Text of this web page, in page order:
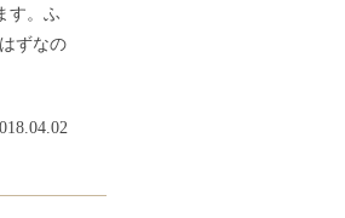
す。ふ
ずなの